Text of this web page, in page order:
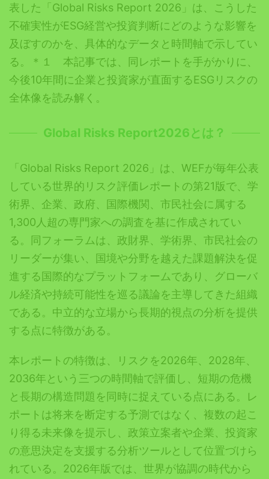
表した「Global Risks Report 2026」は、こうした
不確実性がESG経営や投資判断にどのような影響を
及ぼすのかを、具体的なデータと時間軸で示してい
る。＊１ 本記事では、同レポートを手がかりに、
今後10年間に企業と投資家が直面するESGリスクの
全体像を読み解く。
Global Risks Report2026とは？
「Global Risks Report 2026」は、WEFが毎年公表
している世界的リスク評価レポートの第21版で、学
術界、企業、政府、国際機関、市民社会に属する
1,300人超の専門家への調査を基に作成されてい
る。同フォーラムは、政財界、学術界、市民社会の
リーダーが集い、国境や分野を越えた課題解決を促
進する国際的なプラットフォームであり、グローバ
ル経済や持続可能性を巡る議論を主導してきた組織
である。中立的な立場から長期的視点の分析を提供
する点に特徴がある。
本レポートの特徴は、リスクを2026年、2028年、
2036年という三つの時間軸で評価し、短期の危機
と長期の構造問題を同時に捉えている点にある。レ
ポートは将来を断定する予測ではなく、複数の起こ
り得る未来像を提示し、政策立案者や企業、投資家
の意思決定を支援する分析ツールとして位置づけら
れている。2026年版では、世界が協調の時代から